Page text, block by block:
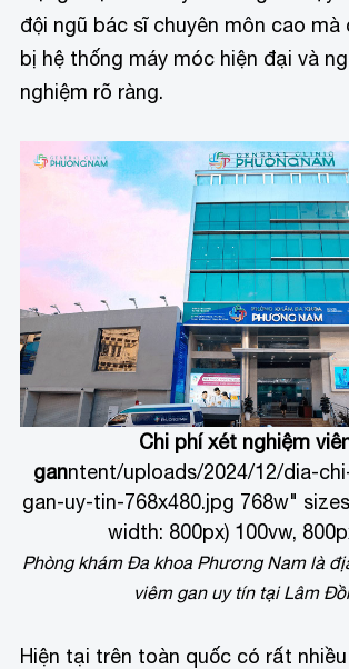
đội ngũ bác sĩ chuyên môn cao mà
bị hệ thống máy móc hiện đại và
nghiệm rõ ràng.
Chi phí xét nghiệm
ganntent/uploads/2024/12/dia-
gan-uy-tin-768x480.jpg 768w"
width: 800px) 100vw,
Phòng khám Đa khoa Phương Nam là
viêm gan uy tín tại Lâm
Hiện tại trên toàn quốc có rất